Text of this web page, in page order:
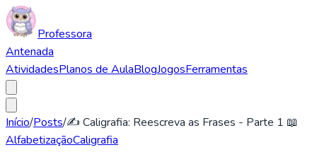
Professora
Antenada
AtividadesPlanos de AulaBlogJogosFerramentas
Início/Posts/✍️ Caligrafia: Reescreva as Frases - Parte 1 📖
AlfabetizaçãoCaligrafia